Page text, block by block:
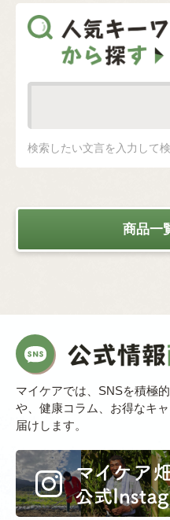
検索したい文言を入力して
商品一
マイケアでは、SNSを積極
や、健康コラム、お得なキ
届けします。